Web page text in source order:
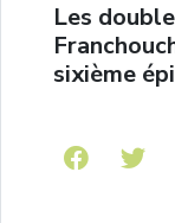
Les
sixième